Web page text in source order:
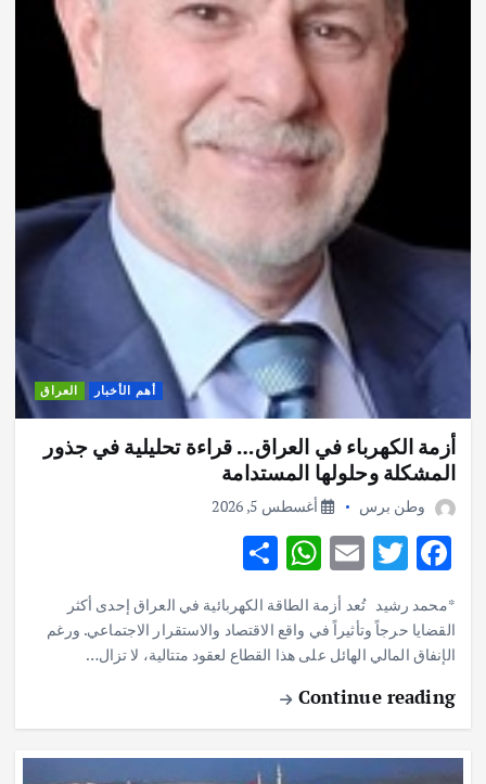
أهم الأخبار العراق
أزمة الكهرباء في العراق… قراءة تحليلية في جذور
المشكلة وحلولها المستدامة
وطن برس أغسطس 5, 2026
F
ac
e
b
o
o
k
T
w
it
te
r
E
m
ai
l
W
h
at
s
A
p
p
S
e
*محمد رشيد تُعد أزمة الطاقة الكهربائية في العراق إحدى أكثر
القضايا حرجاً وتأثيراً في واقع الاقتصاد والاستقرار الاجتماعي. ورغم
الإنفاق المالي الهائل على هذا القطاع لعقود متتالية، لا تزال…
Continue reading